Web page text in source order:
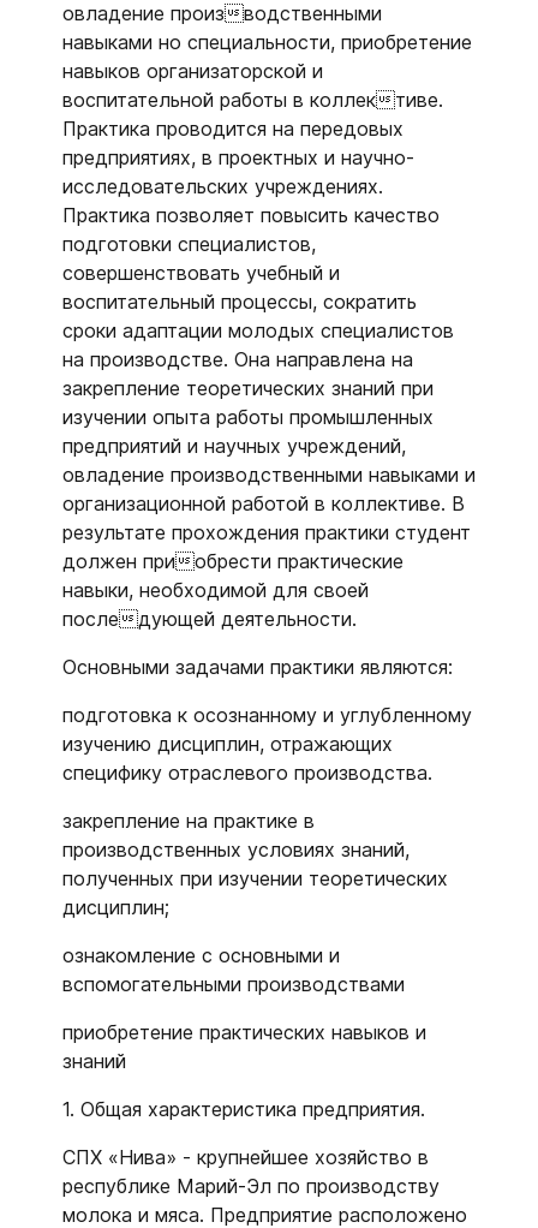
овладение производственными
навыками но специальности, приобретение
навыков организаторской и
воспитательной работы в коллективе.
Практика проводится на передовых
предприятиях, в проектных и научно-
исследовательских учреждениях.
Практика позволяет повысить качество
подготовки специалистов,
совершенствовать учебный и
воспитательный процессы, сократить
сроки адаптации молодых специалистов
на производстве. Она направлена на
закрепление теоретических знаний при
изучении опыта работы промышленных
предприятий и научных учреждений,
овладение производственными навыками и
организационной работой в коллективе. В
результате прохождения практики студент
должен приобрести практические
навыки, необходимой для своей
последующей деятельности.
Основными задачами практики являются:
подготовка к осознанному и углубленному
изучению дисциплин, отражающих
специфику отраслевого производства.
закрепление на практике в
производственных условиях знаний,
полученных при изучении теоретических
дисциплин;
ознакомление с основными и
вспомогательными производствами
приобретение практических навыков и
знаний
1. Общая характеристика предприятия.
СПХ «Нива» - крупнейшее хозяйство в
республике Марий-Эл по производству
молока и мяса. Предприятие расположено